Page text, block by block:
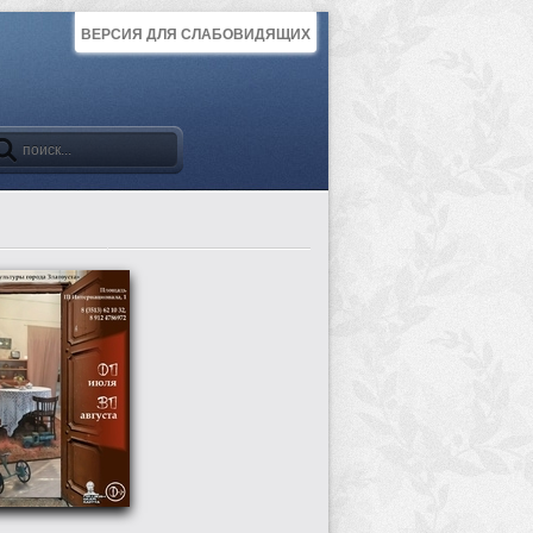
ВЕРСИЯ ДЛЯ СЛАБОВИДЯЩИХ